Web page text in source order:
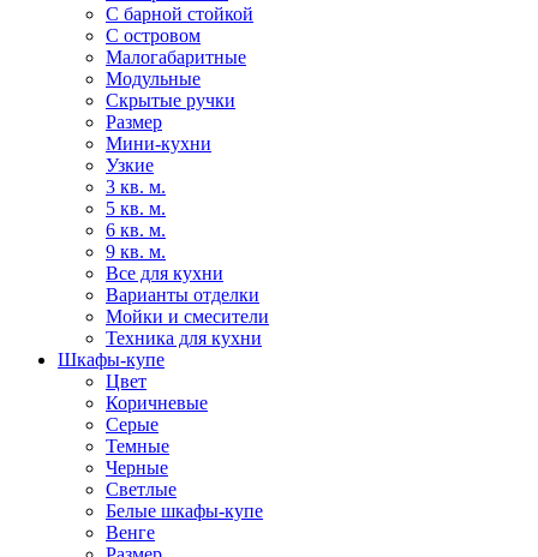
С барной стойкой
С островом
Малогабаритные
Модульные
Скрытые ручки
Размер
Мини-кухни
Узкие
3 кв. м.
5 кв. м.
6 кв. м.
9 кв. м.
Все для кухни
Варианты отделки
Мойки и смесители
Техника для кухни
Шкафы-купе
Цвет
Коричневые
Серые
Темные
Черные
Светлые
Белые шкафы-купе
Венге